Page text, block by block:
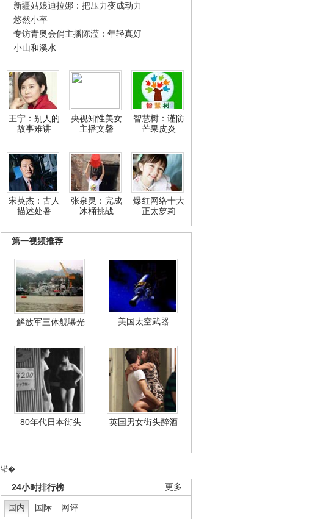
新疆姑娘迪拉娜：把压力变成动力
悠然小卒
专访青奥会俏主播陈滢：年轻真好
小山和溪水
王宁：别人的
故事难讲
央视知性美女
主播文馨
智慧树：谨防
芒果皮炎
宋英杰：古人
描述处暑
张泉灵：完成
冰桶挑战
爆红网络十大
正太萝莉
第一视频推荐
解放军三体舰曝光 美国太空武器
80年代日本街头 英国男女街头醉酒
锘�
更多
24小时排行榜
国内 国际 网评